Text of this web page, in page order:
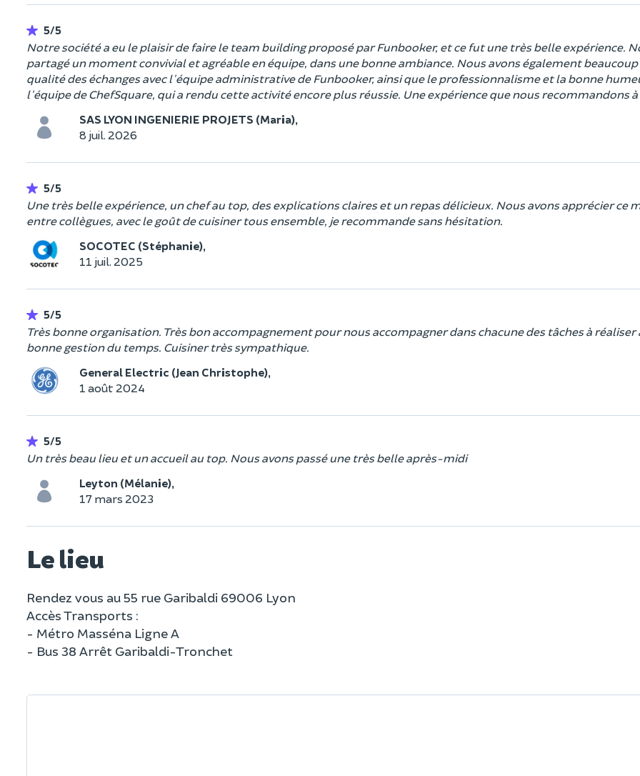
5/5
Notre société a eu le plaisir de faire le team building proposé par Funbooker, et ce fut une très belle expérience.
partagé un moment convivial et agréable en équipe, dans une bonne ambiance. Nous avons également
qualité des échanges avec l'équipe administrative de Funbooker, ainsi que le professionnalisme et la bonne
l'équipe de ChefSquare, qui a rendu cette activité encore plus réussie. Une expérience que nous recommandons à
SAS LYON INGENIERIE PROJETS (Maria),
8 juil. 2026
5/5
Une très belle expérience, un chef au top, des explications claires et un repas délicieux. Nous avons apprécier ce
entre collègues, avec le goût de cuisiner tous ensemble, je recommande sans hésitation.
SOCOTEC (Stéphanie),
11 juil. 2025
5/5
Très bonne organisation. Très bon accompagnement pour nous accompagner dans chacune des tâches à réaliser
bonne gestion du temps. Cuisiner très sympathique.
General Electric (Jean Christophe),
1 août 2024
5/5
Un très beau lieu et un accueil au top. Nous avons passé une très belle après-midi
Leyton (Mélanie),
17 mars 2023
Le lieu
Rendez vous au 55 rue Garibaldi 69006 Lyon
Accès Transports :
- Métro Masséna Ligne A
- Bus 38 Arrêt Garibaldi-Tronchet